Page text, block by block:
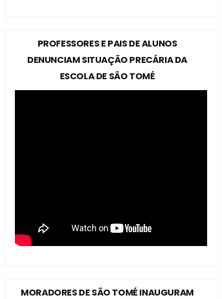
PROFESSORES E PAIS DE ALUNOS
DENUNCIAM SITUAÇÃO PRECÁRIA DA
ESCOLA DE SÃO TOMÉ
MORADORES DE SÃO TOMÉ INAUGURAM